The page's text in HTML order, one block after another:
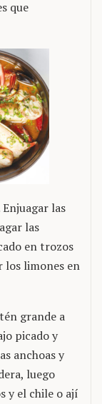
que
las
las
en trozos
los limones en
grande a
picado y
anchoas y
luego
y el chile o ají